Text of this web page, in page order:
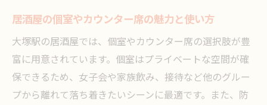
居酒屋の個室やカウンター席の魅力と使い方
大塚駅の居酒屋では、個室やカウンター席の選択肢が豊
富に用意されています。個室はプライベートな空間が確
保できるため、女子会や家族飲み、接待など他のグルー
プから離れて落ち着きたいシーンに最適です。また、防